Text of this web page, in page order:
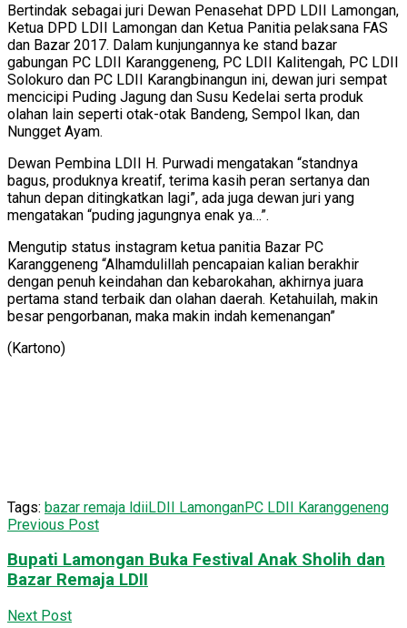
Bertindak sebagai juri Dewan Penasehat DPD LDII Lamongan,
Ketua DPD LDII Lamongan dan Ketua Panitia pelaksana FAS
dan Bazar 2017. Dalam kunjungannya ke stand bazar
gabungan PC LDII Karanggeneng, PC LDII Kalitengah, PC LDII
Solokuro dan PC LDII Karangbinangun ini, dewan juri sempat
mencicipi Puding Jagung dan Susu Kedelai serta produk
olahan lain seperti otak-otak Bandeng, Sempol Ikan, dan
Nungget Ayam.
Dewan Pembina LDII H. Purwadi mengatakan “standnya
bagus, produknya kreatif, terima kasih peran sertanya dan
tahun depan ditingkatkan lagi”, ada juga dewan juri yang
mengatakan “puding jagungnya enak ya…”.
Mengutip status instagram ketua panitia Bazar PC
Karanggeneng “Alhamdulillah pencapaian kalian berakhir
dengan penuh keindahan dan kebarokahan, akhirnya juara
pertama stand terbaik dan olahan daerah. Ketahuilah, makin
besar pengorbanan, maka makin indah kemenangan”
(Kartono)
Tags: bazar remaja ldiiLDII LamonganPC LDII Karanggeneng
Previous Post
Bupati Lamongan Buka Festival Anak Sholih dan
Bazar Remaja LDII
Next Post